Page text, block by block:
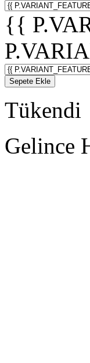
{{
Sepete Ekle
Tükendi
Gelince